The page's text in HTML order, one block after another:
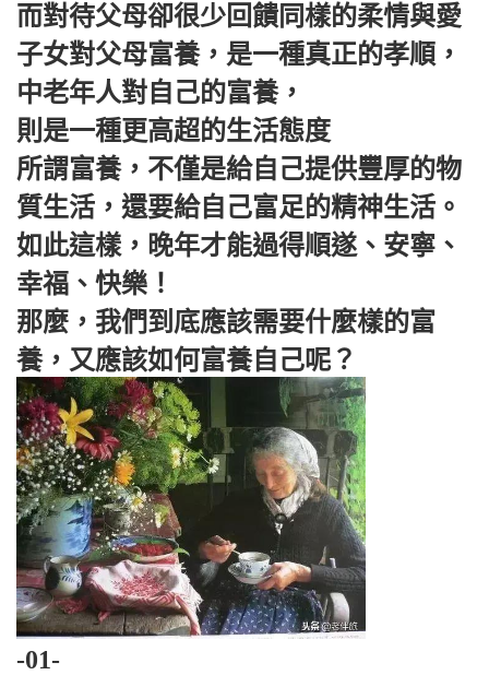
而對待父母卻很少回饋同樣的柔情與愛
子女對父母富養，是一種真正的孝順，
中老年人對自己的富養，
則是一種更高超的生活態度
所謂富養，不僅是給自己提供豐厚的物
質生活，還要給自己富足的精神生活。
如此這樣，晚年才能過得順遂、安寧、
幸福、快樂！
那麼，我們到底應該需要什麼樣的富
養，又應該如何富養自己呢？
-01-